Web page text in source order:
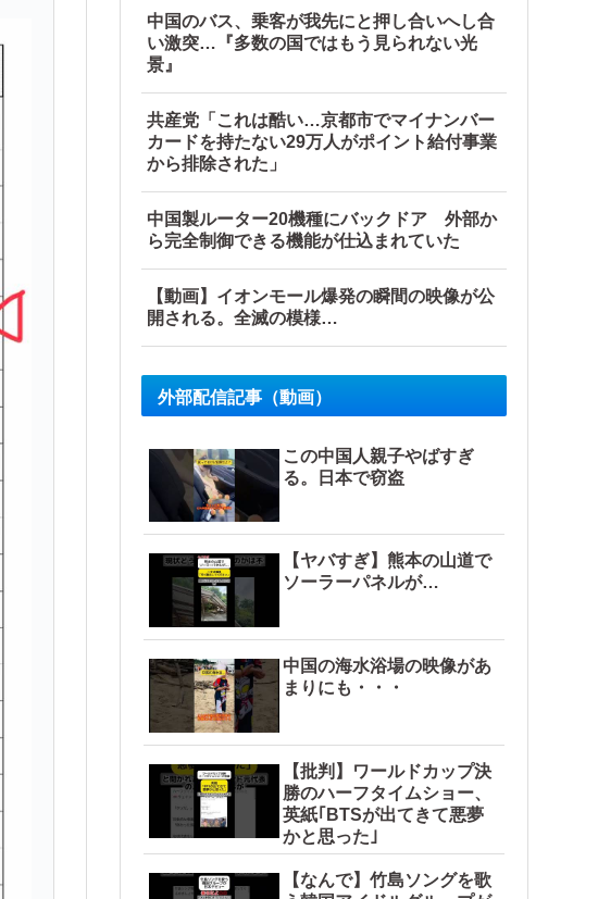
中国のバス、乗客が我先にと押し合いへし合
い激突…『多数の国ではもう見られない光
景』
共産党「これは酷い…京都市でマイナンバー
カードを持たない29万人がポイント給付事業
から排除された」
中国製ルーター20機種にバックドア 外部か
ら完全制御できる機能が仕込まれていた
【動画】イオンモール爆発の瞬間の映像が公
開される。全滅の模様…
外部配信記事（動画）
この中国人親子やばすぎ
る。日本で窃盗
【ヤバすぎ】熊本の山道で
ソーラーパネルが…
中国の海水浴場の映像があ
まりにも・・・
【批判】ワールドカップ決
勝のハーフタイムショー、
英紙｢BTSが出てきて悪夢
かと思った｣
【なんで】竹島ソングを歌